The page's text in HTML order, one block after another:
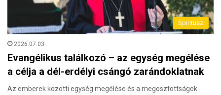
Spiritusz
2026.07.03.
Evangélikus találkozó – az egység megélése
a célja a dél-erdélyi csángó zarándoklatnak
Az emberek közötti egység megélése és a megosztottságok